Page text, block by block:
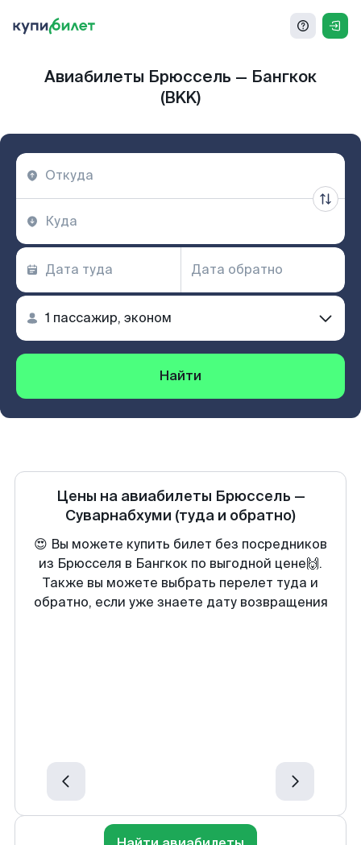
Авиабилеты Брюссель — Бангкок
(BKK)
Найти
Цены на авиабилеты Брюссель —
Суварнабхуми (туда и обратно)
😍 Вы можете купить билет без посредников
из Брюсселя в Бангкок по выгодной цене🙌.
Также вы можете выбрать перелет туда и
обратно, если уже знаете дату возвращения